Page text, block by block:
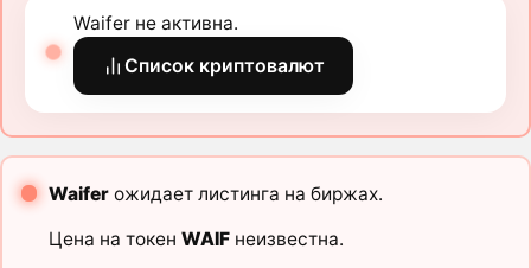
Waifer не активна.
Список криптовалют
Waiferожидает листинга на биржах.
Цена на токен WAIFнеизвестна.